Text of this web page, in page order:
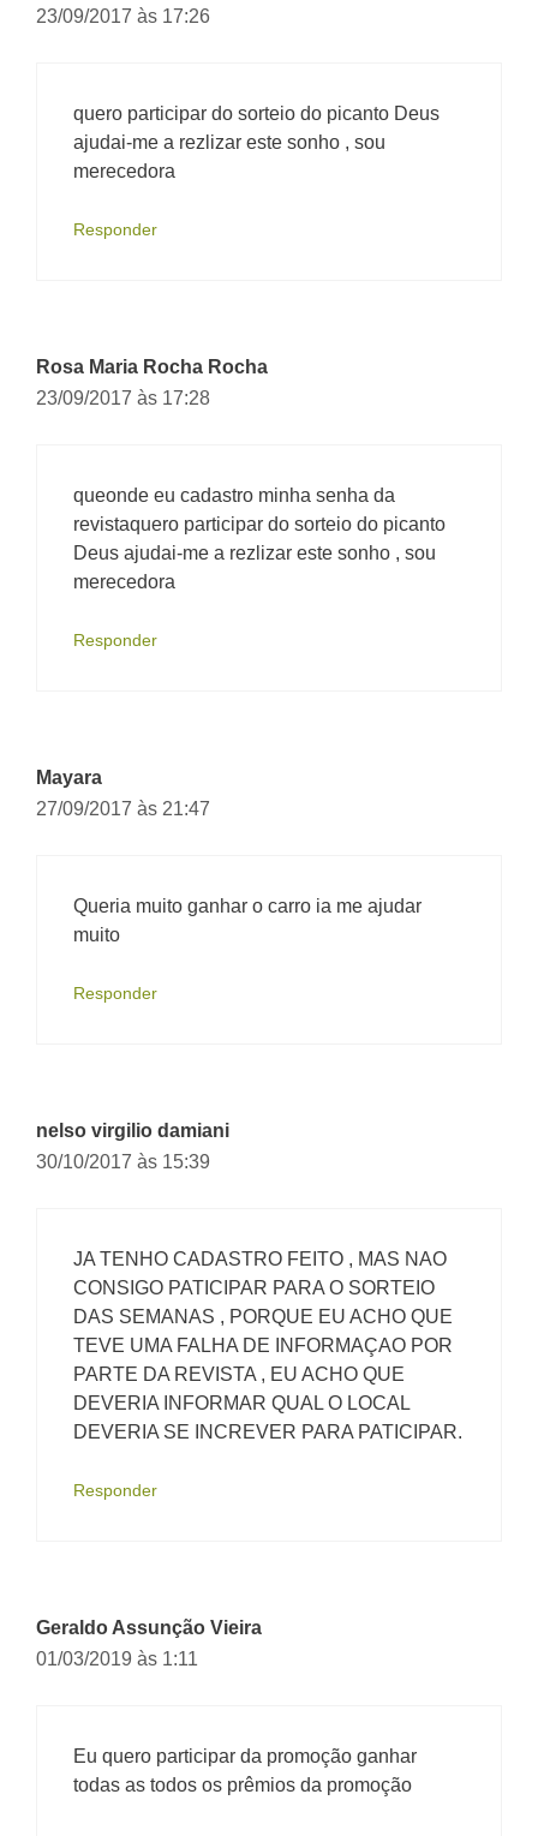
23/09/2017 às 17:26
quero participar do sorteio do picanto Deus
ajudai-me a rezlizar este sonho , sou
merecedora
Responder
Rosa Maria Rocha Rocha
23/09/2017 às 17:28
queonde eu cadastro minha senha da
revistaquero participar do sorteio do picanto
Deus ajudai-me a rezlizar este sonho , sou
merecedora
Responder
Mayara
27/09/2017 às 21:47
Queria muito ganhar o carro ia me ajudar
muito
Responder
nelso virgilio damiani
30/10/2017 às 15:39
JA TENHO CADASTRO FEITO , MAS NAO
CONSIGO PATICIPAR PARA O SORTEIO
DAS SEMANAS , PORQUE EU ACHO QUE
TEVE UMA FALHA DE INFORMAÇAO POR
PARTE DA REVISTA , EU ACHO QUE
DEVERIA INFORMAR QUAL O LOCAL
DEVERIA SE INCREVER PARA PATICIPAR.
Responder
Geraldo Assunção Vieira
01/03/2019 às 1:11
Eu quero participar da promoção ganhar
todas as todos os prêmios da promoção